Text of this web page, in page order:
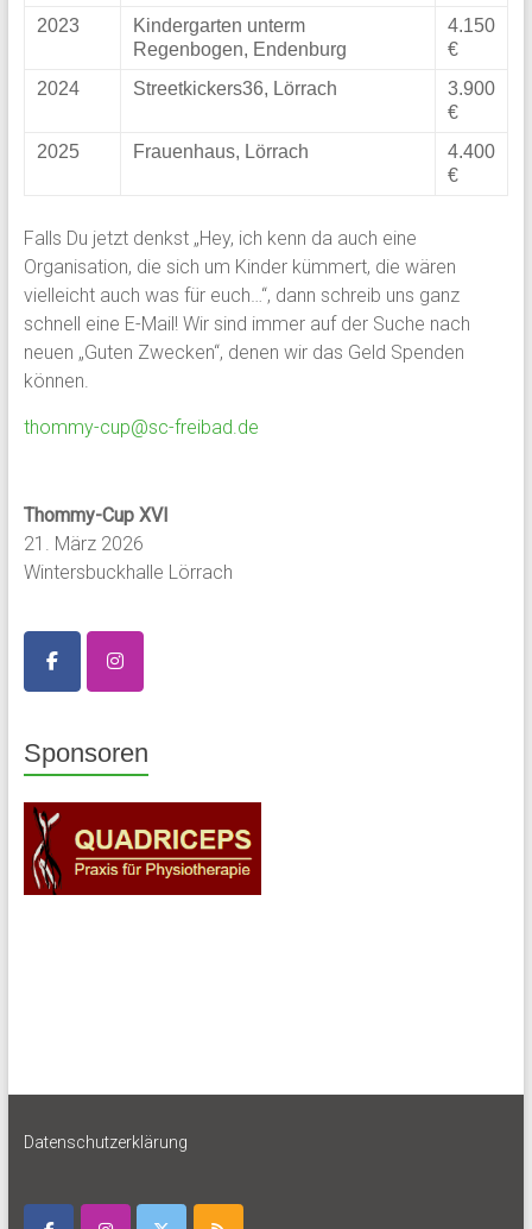
2023
Kindergarten unterm
Regenbogen, Endenburg
4.150
€
2024
Streetkickers36, Lörrach
3.900
€
2025
Frauenhaus, Lörrach
4.400
€
Falls Du jetzt denkst „Hey, ich kenn da auch eine
Organisation, die sich um Kinder kümmert, die wären
vielleicht auch was für euch…“, dann schreib uns ganz
schnell eine E-Mail! Wir sind immer auf der Suche nach
neuen „Guten Zwecken“, denen wir das Geld Spenden
können.
thommy-cup@sc-freibad.de
Thommy-Cup XVI
21. März 2026
Wintersbuckhalle Lörrach
Sponsoren
Datenschutzerklärung